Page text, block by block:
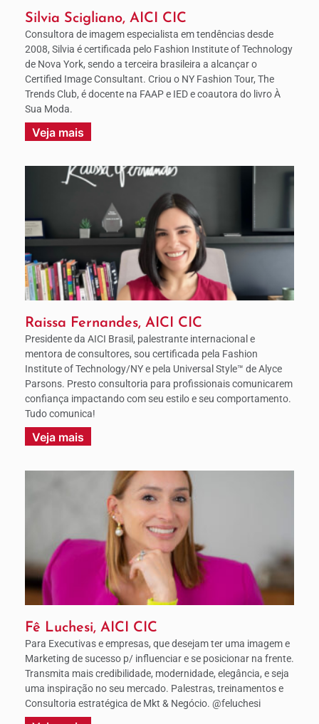
Silvia Scigliano, AICI CIC
Consultora de imagem especialista em tendências desde
2008, Silvia é certificada pelo Fashion Institute of Technology
de Nova York, sendo a terceira brasileira a alcançar o
Certified Image Consultant. Criou o NY Fashion Tour, The
Trends Club, é docente na FAAP e IED e coautora do livro À
Sua Moda.
Veja mais
Raissa Fernandes, AICI CIC
Presidente da AICI Brasil, palestrante internacional e
mentora de consultores, sou certificada pela Fashion
Institute of Technology/NY e pela Universal Style™ de Alyce
Parsons. Presto consultoria para profissionais comunicarem
confiança impactando com seu estilo e seu comportamento.
Tudo comunica!
Veja mais
Fê Luchesi, AICI CIC
Para Executivas e empresas, que desejam ter uma imagem e
Marketing de sucesso p/ influenciar e se posicionar na frente.
Transmita mais credibilidade, modernidade, elegância, e seja
uma inspiração no seu mercado. Palestras, treinamentos e
Consultoria estratégica de Mkt & Negócio. @feluchesi